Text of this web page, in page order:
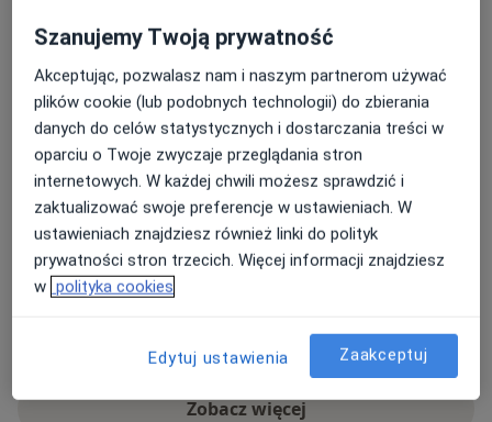
Bezpośrednio przed budynkiem dostępne są publiczne
wizyty.
Jeśli szukasz stomatologa na Powiślu w Warszawie,
który łączy nowoczesne leczenie z indywidualnym
podejściem – zapraszamy do Smile Craft.
więcejO nas
Nasze specjalizacje Pokaż wszystkie
stomatologiczna
Zobacz więcej
Szanujemy Twoją prywatność
Akceptując, pozwalasz nam i naszym partnerom używać
plików cookie (lub podobnych technologii) do zbierania
danych do celów statystycznych i dostarczania treści w
oparciu o Twoje zwyczaje przeglądania stron
internetowych. W każdej chwili możesz sprawdzić i
zaktualizować swoje preferencje w ustawieniach. W
ustawieniach znajdziesz również linki do polityk
prywatności stron trzecich. Więcej informacji znajdziesz
w polityka cookies
Edytuj ustawienia Zaakceptuj